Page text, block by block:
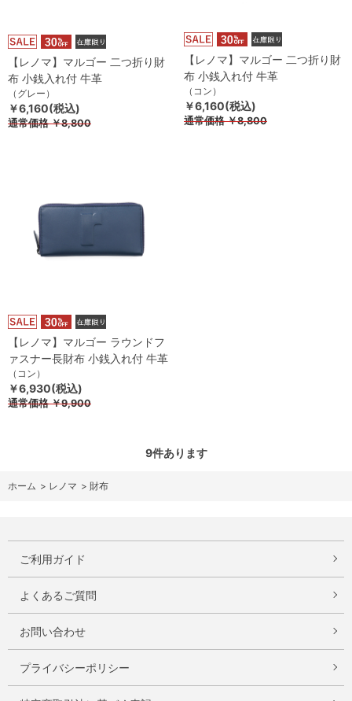
【レノマ】マルゴー 二つ折り財
布 小銭入れ付 牛革
（グレー）
￥6,160(税込)
通常価格￥8,800
【レノマ】マルゴー 二つ折り財
布 小銭入れ付 牛革
（コン）
￥6,160(税込)
通常価格￥8,800
【レノマ】マルゴー ラウンドフ
ァスナー長財布 小銭入れ付 牛革
（コン）
￥6,930(税込)
通常価格￥9,900
9件あります
ホーム > レノマ > 財布
ご利用ガイド
よくあるご質問
お問い合わせ
プライバシーポリシー